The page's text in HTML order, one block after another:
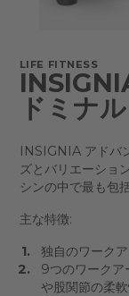
LIFE FITNESS
ドミナル
INSIGNIA アドバ
ズとバリエーショ
シンの中で最も包
主な特徴:
独自のワーク
9つのワークア
や股関節の柔